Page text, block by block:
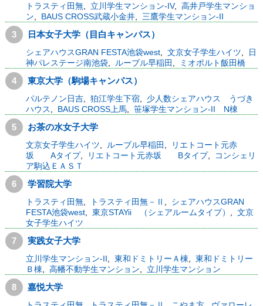
トラスティ田無, 立川学生マンション-IV, 高井戸学生マンショ
ン
BAUS CROSS武蔵小金井, 三鷹学生マンション-II
3 日本女子大学（目白キャンパス）
シェアハウスGRAN FESTA池袋west, 文京女子学生ハイツ
日
神パレステージ南池袋, ルーブル早稲田 ミオポルト飯田橋
4 東京大学（駒場キャンパス）
パルテノン日吉, 狛江学生下宿, 少人数シェアハウス うづき
ハウス
BAUS CROSS上馬, 笹塚学生マンション-II N棟
5 お茶の水女子大学
文京女子学生ハイツ ルーブル早稲田
リエトコート元赤
坂 Aタイプ, リエトコート元赤坂 Bタイプ,
コンシェリ
ア駒込ＥＡＳＴ
6 学習院大学
トラスティ田無, トラスティ田無－Ⅱ
シェアハウスGRAN
FESTA池袋west, 東京STAYii （シェアルームタイプ）
文京
女子学生ハイツ
7 実践女子大学
立川学生マンション-II 東和ドミトリーＡ棟
東和ドミトリー
Ｂ棟
高幡不動学生マンション 立川学生マンション
8 嘉悦大学